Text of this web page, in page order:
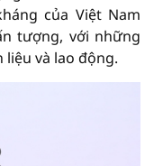
của Việt Nam
tượng, với những
và lao động.